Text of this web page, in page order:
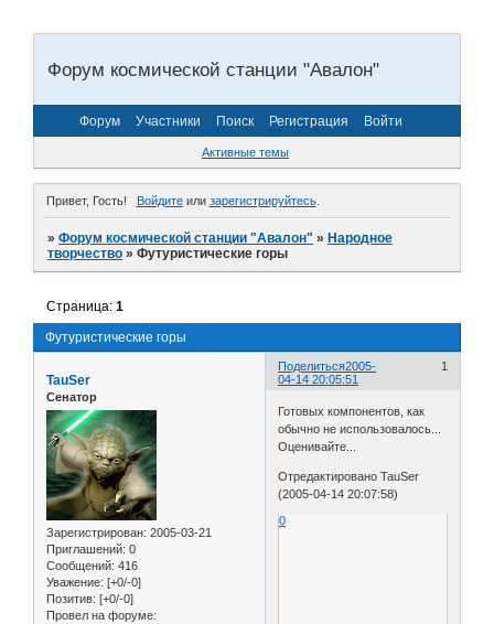
Форум космической станции "Авалон"
Форум Участники Поиск Регистрация Войти
Активные темы
Привет, Гость! Войдитеили зарегистрируйтесь.
»Форум космической станции "Авалон" »Народное
творчество »Футуристические горы
Футуристические горы
Страница:1
Поделиться 1
2005-
04-14 20:05:51
TauSer
Сенатор
Зарегистрирован: 2005-03-21
Приглашений: 0
Сообщений: 416
Уважение: [+0/-0]
Позитив: [+0/-0]
Провел на форуме:
Готовых компонентов, как
обычно не использовалось...
Оценивайте...
Отредактировано TauSer
(2005-04-14 20:07:58)
0